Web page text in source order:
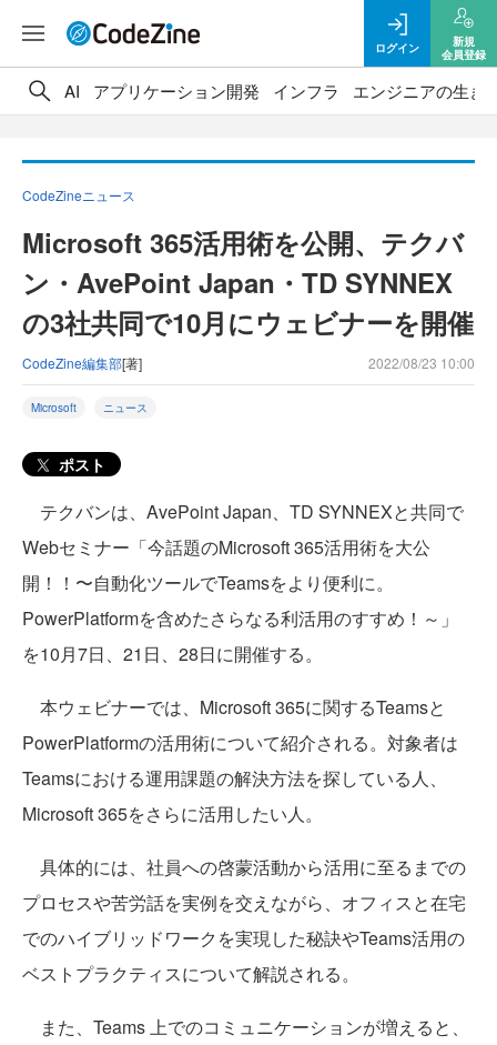
ログイン
新規
会員登録
AI アプリケーション開発 インフラ エンジニアの生き
CodeZineニュース
Microsoft 365活用術を公開、テクバ
ン・AvePoint Japan・TD SYNNEX
の3社共同で10月にウェビナーを開催
CodeZine編集部[著] 2022/08/23 10:00
Microsoft ニュース
ポスト
テクバンは、AvePoint Japan、TD SYNNEXと共同で
Webセミナー「今話題のMicrosoft 365活用術を大公
開！！〜自動化ツールでTeamsをより便利に。
PowerPlatformを含めたさらなる利活用のすすめ！～」
を10月7日、21日、28日に開催する。
本ウェビナーでは、Microsoft 365に関するTeamsと
PowerPlatformの活用術について紹介される。対象者は
Teamsにおける運用課題の解決方法を探している人、
Microsoft 365をさらに活用したい人。
具体的には、社員への啓蒙活動から活用に至るまでの
プロセスや苦労話を実例を交えながら、オフィスと在宅
でのハイブリッドワークを実現した秘訣やTeams活用の
ベストプラクティスについて解説される。
また、Teams 上でのコミュニケーションが増えると、